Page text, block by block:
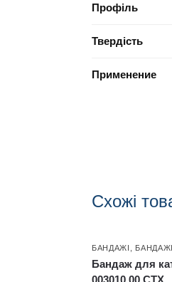
Профіль
Твердість
Применение
Схожі
БАНДАЖІ ,
Бандаж для